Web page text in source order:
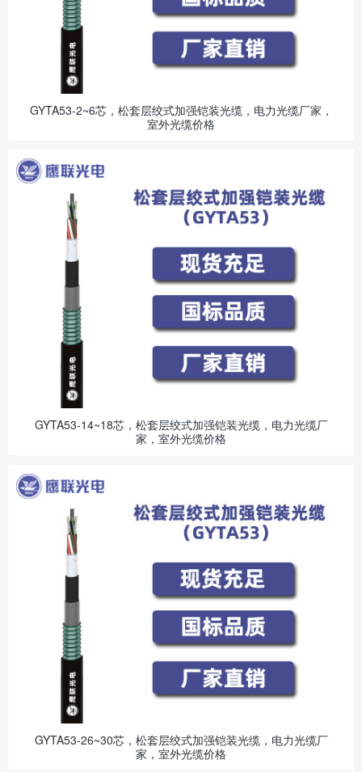
GYTA53-2~6芯，松套层绞式加强铠装光缆，电力光缆厂家，
室外光缆价格
GYTA53-14~18芯，松套层绞式加强铠装光缆，电力光缆厂
家，室外光缆价格
GYTA53-26~30芯，松套层绞式加强铠装光缆，电力光缆厂
家，室外光缆价格